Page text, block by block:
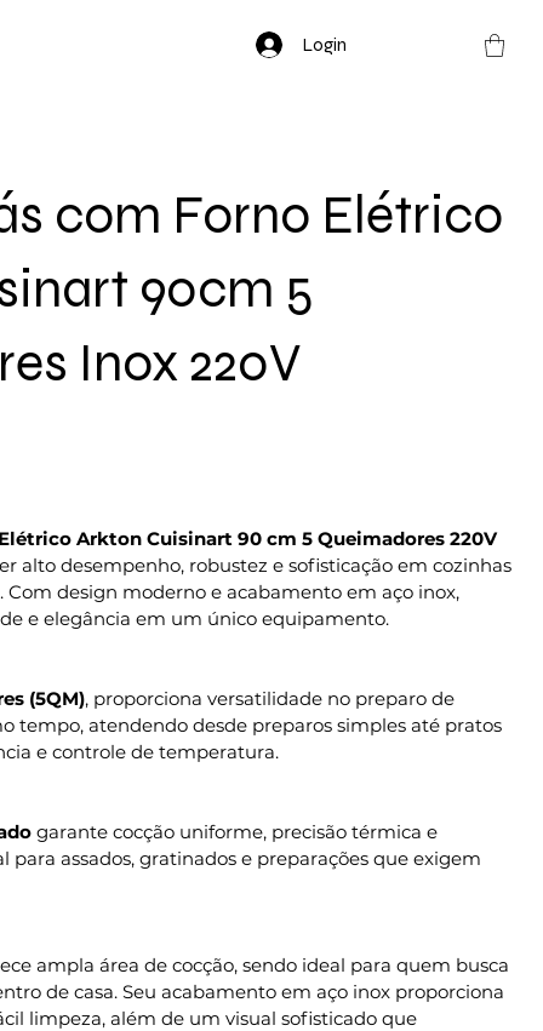
Login
com Forno Elétrico
90cm 5
Inox 220V
Arkton Cuisinart 90 cm 5 Queimadores 220V
alto desempenho, robustez e sofisticação em cozinhas
Com design moderno e acabamento em aço inox,
e elegância em um único equipamento.
(5QM), proporciona versatilidade no preparo de
tempo, atendendo desde preparos simples até pratos
e controle de temperatura.
garante cocção uniforme, precisão térmica e
para assados, gratinados e preparações que exigem
ampla área de cocção, sendo ideal para quem busca
de casa. Seu acabamento em aço inox proporciona
limpeza, além de um visual sofisticado que